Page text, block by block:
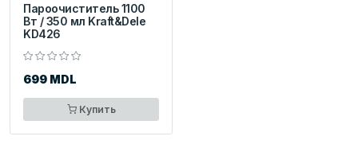
Пароочиститель 1100
Вт / 350 мл Kraft&Dele
KD426
699 MDL
Купить